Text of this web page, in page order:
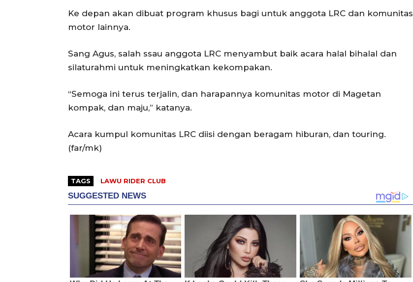
Ke depan akan dibuat program khusus bagi untuk anggota LRC dan komunitas
motor lainnya.
Sang Agus, salah ssau anggota LRC menyambut baik acara halal bihalal dan
silaturahmi untuk meningkatkan kekompakan.
“Semoga ini terus terjalin, dan harapannya komunitas motor di Magetan
kompak, dan maju,” katanya.
Acara kumpul komunitas LRC diisi dengan beragam hiburan, dan touring.
(far/mk)
TAGS LAWU RIDER CLUB